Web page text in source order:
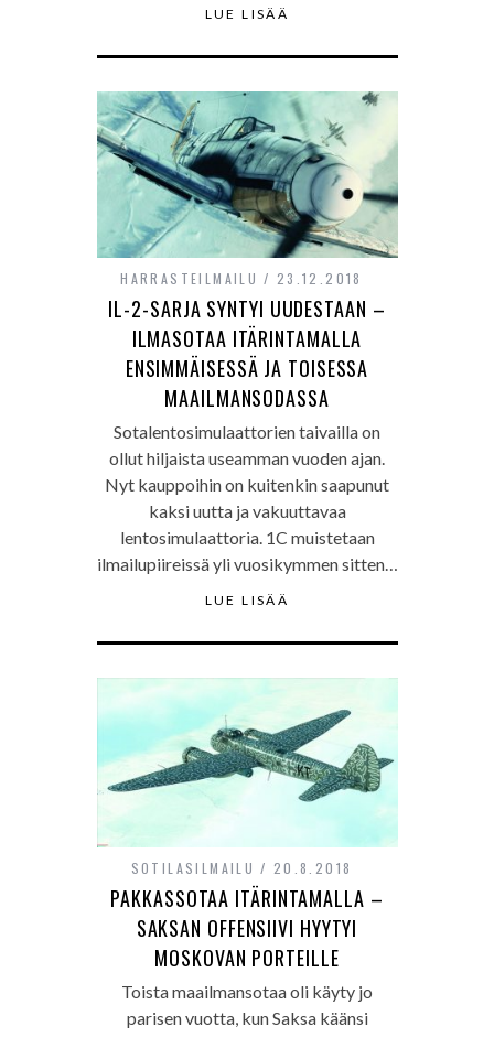
LUE LISÄÄ
HARRASTEILMAILU 23.12.2018
IL-2-SARJA SYNTYI UUDESTAAN –
ILMASOTAA ITÄRINTAMALLA
ENSIMMÄISESSÄ JA TOISESSA
MAAILMANSODASSA
Sotalentosimulaattorien taivailla on
ollut hiljaista useamman vuoden ajan.
Nyt kauppoihin on kuitenkin saapunut
kaksi uutta ja vakuuttavaa
lentosimulaattoria. 1C muistetaan
ilmailupiireissä yli vuosikymmen sitten…
LUE LISÄÄ
SOTILASILMAILU 20.8.2018
PAKKASSOTAA ITÄRINTAMALLA –
SAKSAN OFFENSIIVI HYYTYI
MOSKOVAN PORTEILLE
Toista maailmansotaa oli käyty jo
parisen vuotta, kun Saksa käänsi